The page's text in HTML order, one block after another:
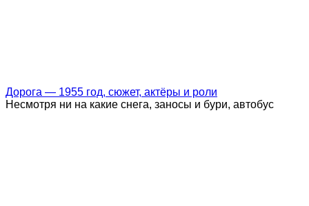
Дорога — 1955 год, сюжет, актёры и роли
Несмотря ни на какие снега, заносы и бури, автобус